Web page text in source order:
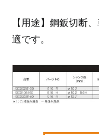
【用途】鋼鈑切断
適です。